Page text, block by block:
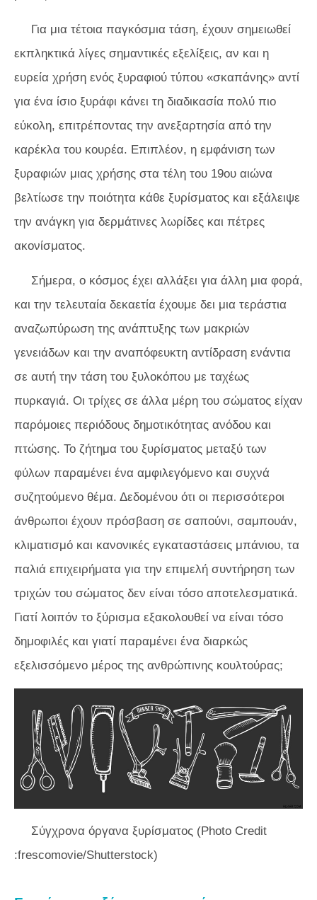
Για μια τέτοια παγκόσμια τάση, έχουν σημειωθεί
εκπληκτικά λίγες σημαντικές εξελίξεις, αν και η
ευρεία χρήση ενός ξυραφιού τύπου «σκαπάνης» αντί
για ένα ίσιο ξυράφι κάνει τη διαδικασία πολύ πιο
εύκολη, επιτρέποντας την ανεξαρτησία από την
καρέκλα του κουρέα. Επιπλέον, η εμφάνιση των
ξυραφιών μιας χρήσης στα τέλη του 19ου αιώνα
βελτίωσε την ποιότητα κάθε ξυρίσματος και εξάλειψε
την ανάγκη για δερμάτινες λωρίδες και πέτρες
ακονίσματος.
Σήμερα, ο κόσμος έχει αλλάξει για άλλη μια φορά,
και την τελευταία δεκαετία έχουμε δει μια τεράστια
αναζωπύρωση της ανάπτυξης των μακριών
γενειάδων και την αναπόφευκτη αντίδραση ενάντια
σε αυτή την τάση του ξυλοκόπου με ταχέως
πυρκαγιά. Οι τρίχες σε άλλα μέρη του σώματος είχαν
παρόμοιες περιόδους δημοτικότητας ανόδου και
πτώσης. Το ζήτημα του ξυρίσματος μεταξύ των
φύλων παραμένει ένα αμφιλεγόμενο και συχνά
συζητούμενο θέμα. Δεδομένου ότι οι περισσότεροι
άνθρωποι έχουν πρόσβαση σε σαπούνι, σαμπουάν,
κλιματισμό και κανονικές εγκαταστάσεις μπάνιου, τα
παλιά επιχειρήματα για την επιμελή συντήρηση των
τριχών του σώματος δεν είναι τόσο αποτελεσματικά.
Γιατί λοιπόν το ξύρισμα εξακολουθεί να είναι τόσο
δημοφιλές και γιατί παραμένει ένα διαρκώς
εξελισσόμενο μέρος της ανθρώπινης κουλτούρας;
Σύγχρονα όργανα ξυρίσματος (Photo Credit
:frescomovie/Shutterstock)